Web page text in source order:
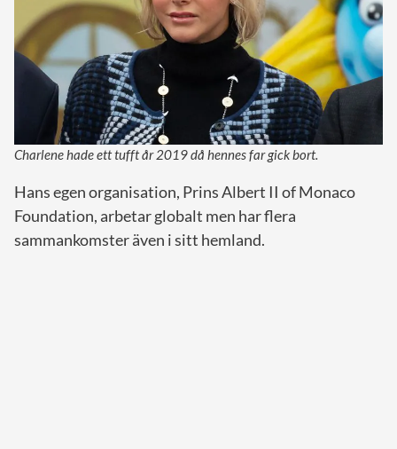
Charlene hade ett tufft år 2019 då hennes far gick bort.
Hans egen organisation, Prins Albert II of Monaco
Foundation, arbetar globalt men har flera
sammankomster även i sitt hemland.